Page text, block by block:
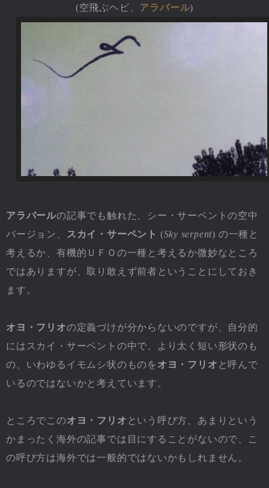
(空飛ぶヘビ、 アラバール)
アラバールの記事でも触れた、シー・サーペントの空中
バージョン、
スカイ・サーペント (Sky serpent) の一種と
考えるか、有機的ＵＦＯの一種と考えるか微妙なところ
ではありますが、取り敢えず前者ということにしておき
ます。
オヨ・フリオの定義づけが分からないのですが、自分的
にはスカイ・サーペントの中で、より太く短い形状のも
の、いわゆるイモムシ状のものを オヨ・フリオ と呼んで
いるのではないかと考えています。
ところでこのオヨ・フリオ という呼び方、あまりという
かまったく海外の記事では目にすることがないので、こ
の呼び方は海外では一般的ではないかもしれません。